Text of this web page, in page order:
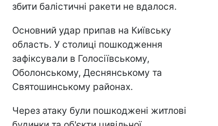
збити балістичні ракети не вдалося.
Основний удар припав на Київську
область. У столиці пошкодження
зафіксували в Голосіївському,
Оболонському, Деснянському та
Святошинському районах.
Через атаку були пошкоджені житлові